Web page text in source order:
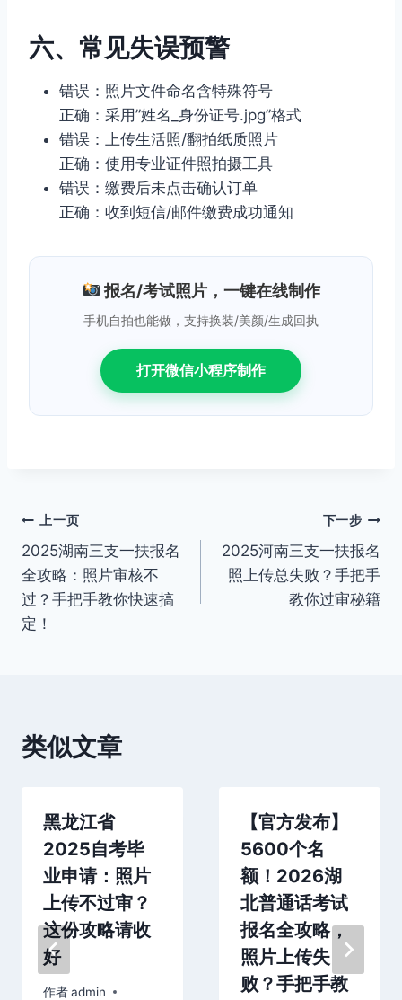
六、常见失误预警
错误：照片文件命名含特殊符号
正确：采用”姓名_身份证号.jpg”格式
错误：上传生活照/翻拍纸质照片
正确：使用专业证件照拍摄工具
错误：缴费后未点击确认订单
正确：收到短信/邮件缴费成功通知
报名/考试照片，一键在线制作
手机自拍也能做，支持换装/美颜/生成回执
打开微信小程序制作
文
章
导
航
上一页
2025湖南三支一扶报名
全攻略：照片审核不
过？手把手教你快速搞
定！
下一步
2025河南三支一扶报名
照上传总失败？手把手
教你过审秘籍
类似文章
黑龙江省
2025自考毕
业申请：照片
上传不过审？
这份攻略请收
好
作者admin
【官方发布】
5600个名
额！2026湖
北普通话考试
报名全攻略，
照片上传失
败？手把手教